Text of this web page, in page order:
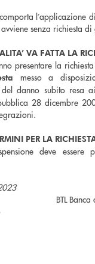
l’applicazione
senza richiesta
VA FATTA LA
presentare la
messo a
del danno subito resa
28 dicembre
PER LA
deve essere
del